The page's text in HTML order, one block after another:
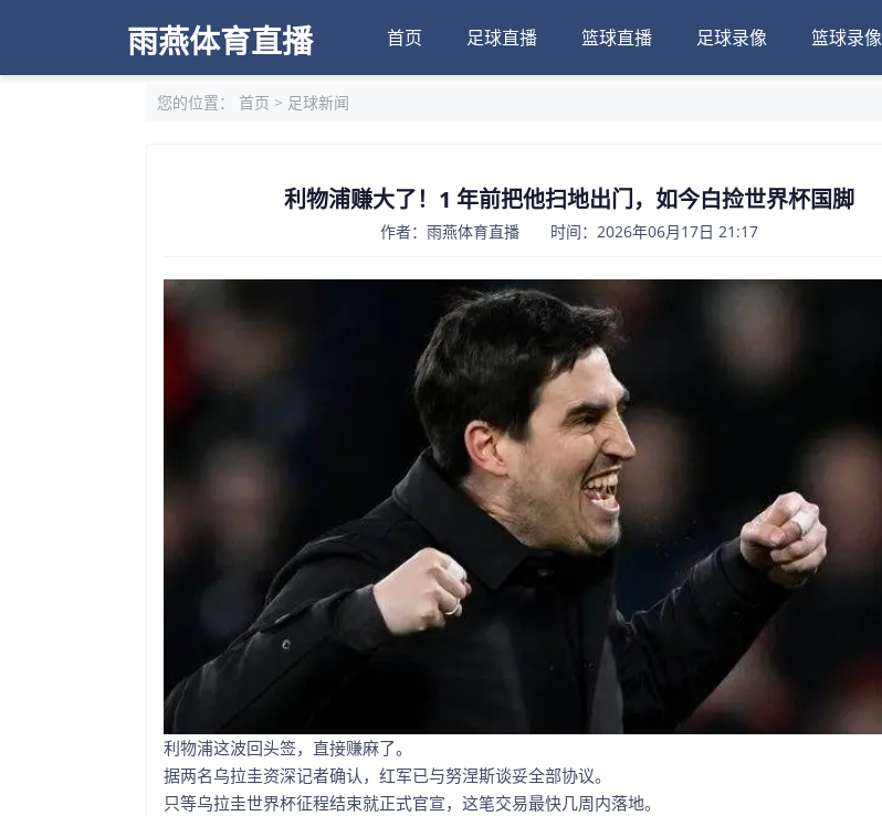
雨燕体育直播 首页 足球直播 篮球直播 足球录像 篮球录像
您的位置： 首页 > 足球新闻
利物浦赚大了！1 年前把他扫地出门，如今白捡世界杯国脚
作者：雨燕体育直播 时间：2026年06月17日 21:17
利物浦这波回头签，直接赚麻了。
据两名乌拉圭资深记者确认，红军已与努涅斯谈妥全部协议。
只等乌拉圭世界杯征程结束就正式官宣，这笔交易最快几周内落地。